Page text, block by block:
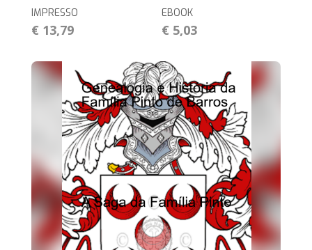
IMPRESSO
€ 13,79
EBOOK
€ 5,03